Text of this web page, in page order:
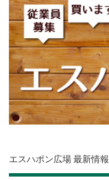
エスハポン広場 最新情報